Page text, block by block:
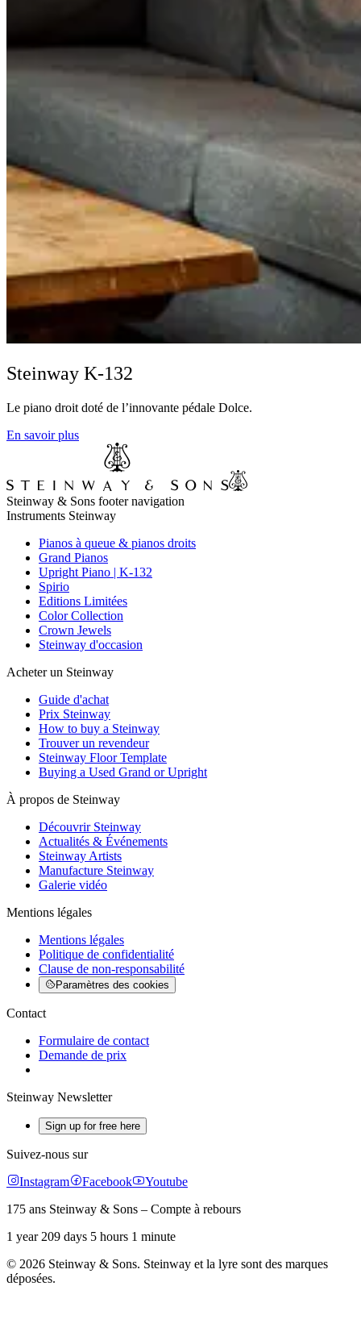
Steinway K-132
Le piano droit doté de l’innovante pédale Dolce.
En savoir plus
Steinway & Sons footer navigation
Instruments Steinway
Pianos à queue & pianos droits
Grand Pianos
Upright Piano | K-132
Spirio
Editions Limitées
Color Collection
Crown Jewels
Steinway d'occasion
Acheter un Steinway
Guide d'achat
Prix Steinway
How to buy a Steinway
Trouver un revendeur
Steinway Floor Template
Buying a Used Grand or Upright
À propos de Steinway
Découvrir Steinway
Actualités & Événements
Steinway Artists
Manufacture Steinway
Galerie vidéo
Mentions légales
Mentions légales
Politique de confidentialité
Clause de non-responsabilité
Paramètres des cookies
Contact
Formulaire de contact
Demande de prix
Steinway Newsletter
Sign up for free here
Suivez-nous sur
Instagram
Facebook
Youtube
175 ans Steinway & Sons – Compte à rebours
1 year 209 days 5 hours 1 minute
© 2026 Steinway & Sons. Steinway et la lyre sont des marques
déposées.